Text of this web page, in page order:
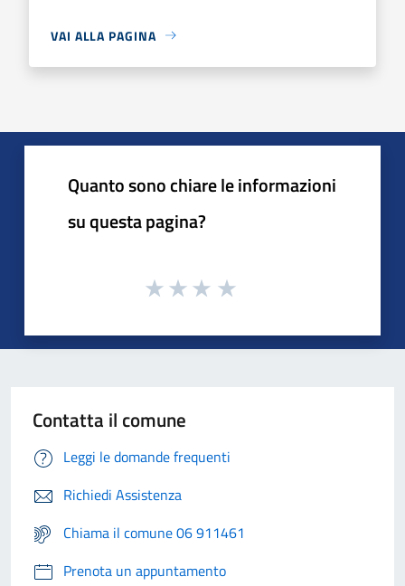
VAI ALLA PAGINA
Quanto sono chiare le informazioni
su questa pagina?
Contatta il comune
Leggi le domande frequenti
Richiedi Assistenza
Chiama il comune 06 911461
Prenota un appuntamento